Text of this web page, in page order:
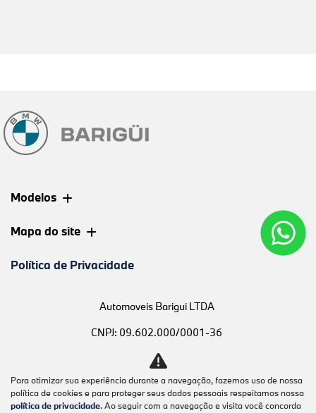
Modelos
Mapa do site
Política de Privacidade
Automoveis Barigui LTDA
CNPJ: 09.602.000/0001-36
Desacelere. Seu bem maior é a
Para otimizar sua experiência durante a navegação, fazemos uso de nossa
política de cookies e para proteger seus dados pessoais respeitamos nossa
política de privacidade. Ao seguir com a navegação e visita você concorda